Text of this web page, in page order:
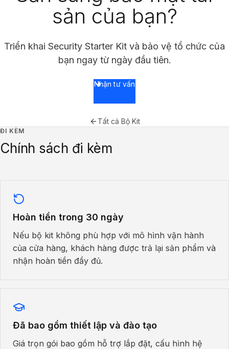
sản của bạn?
Triển khai Security Starter Kit và bảo vệ tổ chức của
bạn ngay từ ngày đầu tiên.
Nhận tư vấn
Tất cả Bộ Kit
ĐI KÈM
Chính sách đi kèm
Hoàn tiền trong 30 ngày
Nếu bộ kit không phù hợp với mô hình vận hành
của cửa hàng, khách hàng được trả lại sản phẩm và
nhận hoàn tiền đầy đủ.
Đã bao gồm thiết lập và đào tạo
Giá trọn gói bao gồm hỗ trợ lắp đặt, cấu hình hệ